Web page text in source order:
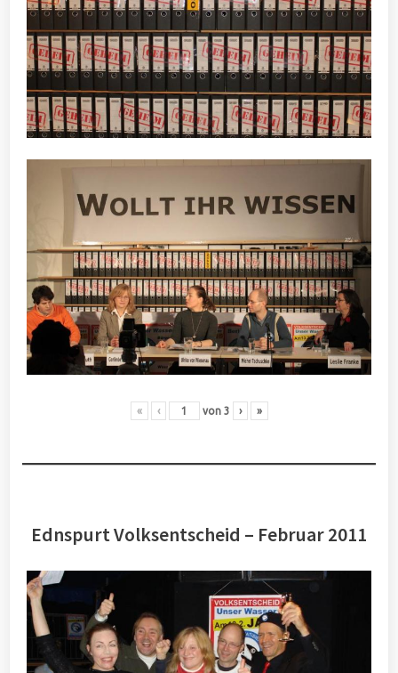
« ‹ von 3 › »
Ednspurt Volksentscheid – Februar 2011